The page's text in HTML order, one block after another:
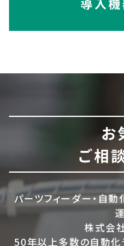
お
ご相
パーツフィーダー・自
株式会
50年以上多数の自動化